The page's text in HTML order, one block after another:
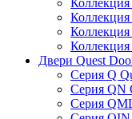
Коллекция
Двери Quest
Серия Q
Серия QN
Серия